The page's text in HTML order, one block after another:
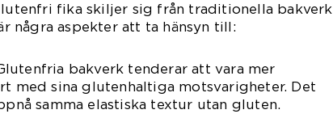
fika skiljer sig från traditionella bakverk
några aspekter att ta hänsyn till:
bakverk tenderar att vara mer
med sina glutenhaltiga motsvarigheter. Det
samma elastiska textur utan gluten.